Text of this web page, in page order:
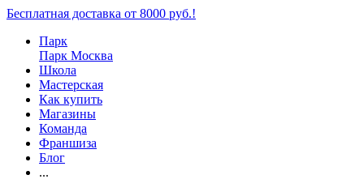
Бесплатная доставка от 8000 руб.!
Парк
Парк Москва
Школа
Мастерская
Как купить
Магазины
Команда
Франшиза
Блог
...